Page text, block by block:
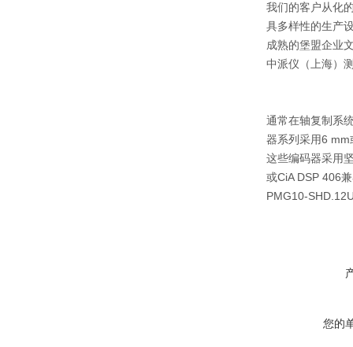
我们的客户从化
具多样性的生产
成熟的堡盟企业
中派仪（上海）
通常在轴复制系
器系列采用6
这些编码器采用
或CiA DSP 406
PMG10-
您的